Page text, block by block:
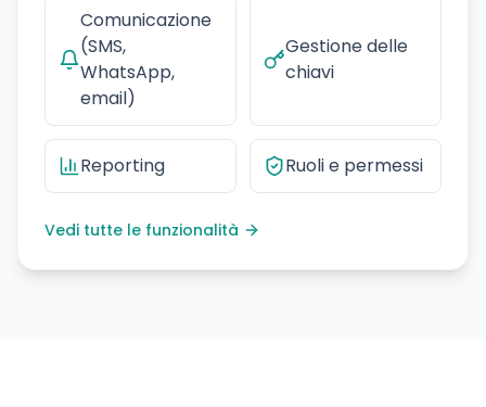
Comunicazione
(SMS,
WhatsApp,
email)
Gestione delle
chiavi
Reporting Ruoli e permessi
Vedi tutte le funzionalità